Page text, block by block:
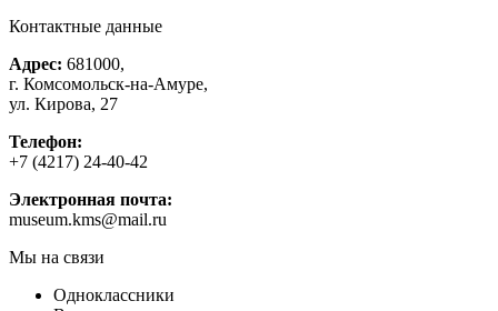
Контактные данные
Адрес: 681000,
г. Комсомольск-на-Амуре,
ул. Кирова, 27
Телефон:
+7 (4217) 24-40-42
Электронная почта:
museum.kms@mail.ru
Мы на связи
Одноклассники